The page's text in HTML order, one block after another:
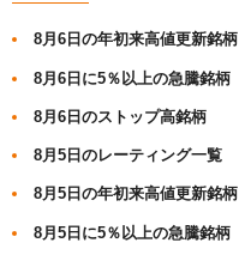
8月6日の年初来高値更新銘柄
8月6日に5％以上の急騰銘柄
8月6日のストップ高銘柄
8月5日のレーティング一覧
8月5日の年初来高値更新銘柄
8月5日に5％以上の急騰銘柄